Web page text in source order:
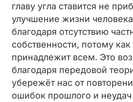
главу угла ставится не
улучшение жизни
благодаря отсутствию
собственности, потому как
принадлежит всем. Это
благодаря передовой
убережёт нас от
ошибок прошлого и